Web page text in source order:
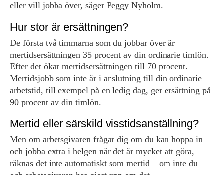
eller vill jobba över, säger Peggy Nyholm.
Hur stor är ersättningen?
De första två timmarna som du jobbar över är
mertidsersättningen 35 procent av din ordinarie timlön.
Efter det ökar mertidsersättningen till 70 procent.
Mertidsjobb som inte är i anslutning till din ordinarie
arbetstid, till exempel på en ledig dag, ger ersättning på
90 procent av din timlön.
Mertid eller särskild visstidsanställning?
Men om arbetsgivaren frågar dig om du kan hoppa in
och jobba extra i helgen när det är mycket att göra,
räknas det inte automatiskt som mertid – om inte du